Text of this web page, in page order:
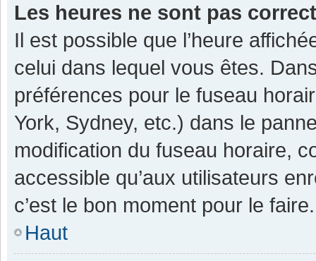
Les heures ne sont pas
Il est possible que l’heure
celui dans lequel vous êtes.
préférences pour le fuseau
York, Sydney, etc.) dans le
modification du fuseau horaire,
accessible qu’aux utilisateurs
c’est le bon moment pour le faire.
Haut